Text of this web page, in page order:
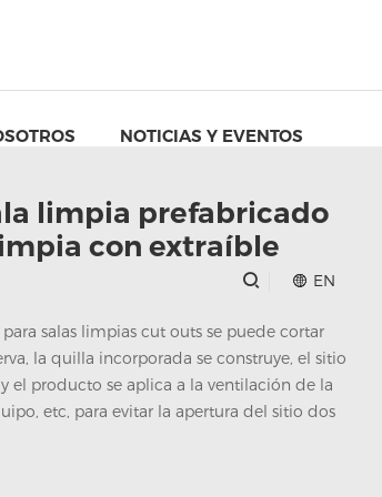
NOTICIAS Y EVENTOS
EN
limpia prefabricado
con extraíble
salas limpias cut outs se puede cortar
la quilla incorporada se construye, el sitio
el producto se aplica a la ventilación de la
etc, para evitar la apertura del sitio dos